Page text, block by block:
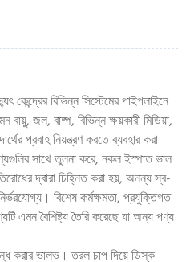
বিভিন্ন সিস্টেমের পাইপলাইনে
জল, বাষ্প, বিভিন্ন ক্ষয়কারী মিডিয়া,
প্রবাহ নিয়ন্ত্রণ করতে ব্যবহার করা
সাথে তুলনা করে, নকল ইস্পাত ভাল
দ্বারা চিহ্নিত করা হয়, অনন্য স্ব-
বিশেষ কর্মক্ষমতা, প্রযুক্তিগত
এমন বৈশিষ্ট্য তৈরি করেছে যা অন্য পণ্য
করার ভালভ। তরল চাপ দিয়ে ডিস্ক